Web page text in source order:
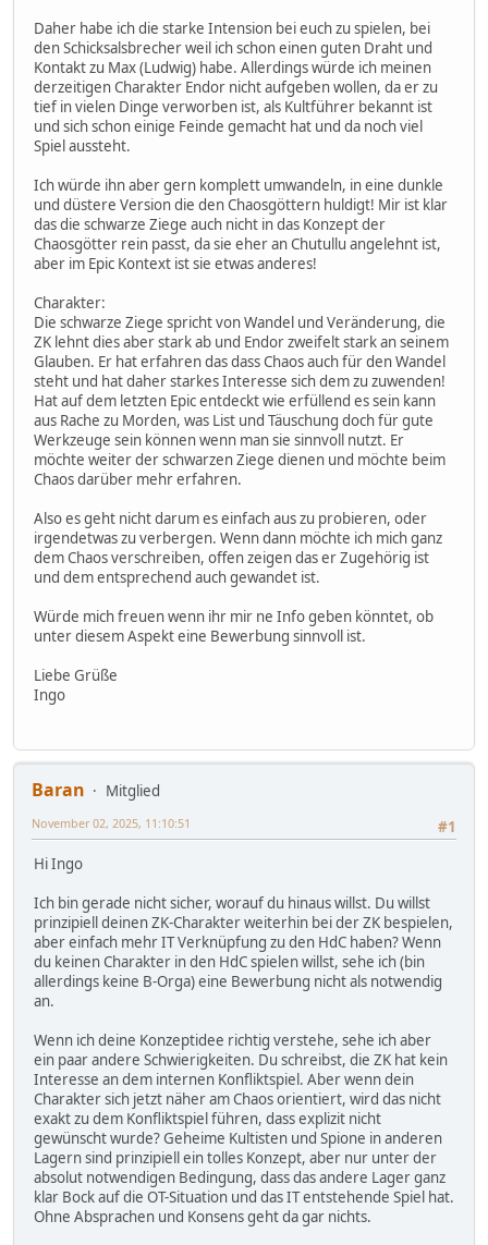
Daher habe ich die starke Intension bei euch zu spielen, bei
den Schicksalsbrecher weil ich schon einen guten Draht und
Kontakt zu Max (Ludwig) habe. Allerdings würde ich meinen
derzeitigen Charakter Endor nicht aufgeben wollen, da er zu
tief in vielen Dinge verworben ist, als Kultführer bekannt ist
und sich schon einige Feinde gemacht hat und da noch viel
Spiel aussteht.
Ich würde ihn aber gern komplett umwandeln, in eine dunkle
und düstere Version die den Chaosgöttern huldigt! Mir ist klar
das die schwarze Ziege auch nicht in das Konzept der
Chaosgötter rein passt, da sie eher an Chutullu angelehnt ist,
aber im Epic Kontext ist sie etwas anderes!
Charakter:
Die schwarze Ziege spricht von Wandel und Veränderung, die
ZK lehnt dies aber stark ab und Endor zweifelt stark an seinem
Glauben. Er hat erfahren das dass Chaos auch für den Wandel
steht und hat daher starkes Interesse sich dem zu zuwenden!
Hat auf dem letzten Epic entdeckt wie erfüllend es sein kann
aus Rache zu Morden, was List und Täuschung doch für gute
Werkzeuge sein können wenn man sie sinnvoll nutzt. Er
möchte weiter der schwarzen Ziege dienen und möchte beim
Chaos darüber mehr erfahren.
Also es geht nicht darum es einfach aus zu probieren, oder
irgendetwas zu verbergen. Wenn dann möchte ich mich ganz
dem Chaos verschreiben, offen zeigen das er Zugehörig ist
und dem entsprechend auch gewandet ist.
Würde mich freuen wenn ihr mir ne Info geben könntet, ob
unter diesem Aspekt eine Bewerbung sinnvoll ist.
Liebe Grüße
Ingo
Baran
Mitglied
#1
November 02, 2025, 11:10:51
Hi Ingo
Ich bin gerade nicht sicher, worauf du hinaus willst. Du willst
prinzipiell deinen ZK-Charakter weiterhin bei der ZK bespielen,
aber einfach mehr IT Verknüpfung zu den HdC haben? Wenn
du keinen Charakter in den HdC spielen willst, sehe ich (bin
allerdings keine B-Orga) eine Bewerbung nicht als notwendig
an.
Wenn ich deine Konzeptidee richtig verstehe, sehe ich aber
ein paar andere Schwierigkeiten. Du schreibst, die ZK hat kein
Interesse an dem internen Konfliktspiel. Aber wenn dein
Charakter sich jetzt näher am Chaos orientiert, wird das nicht
exakt zu dem Konfliktspiel führen, dass explizit nicht
gewünscht wurde? Geheime Kultisten und Spione in anderen
Lagern sind prinzipiell ein tolles Konzept, aber nur unter der
absolut notwendigen Bedingung, dass das andere Lager ganz
klar Bock auf die OT-Situation und das IT entstehende Spiel hat.
Ohne Absprachen und Konsens geht da gar nichts.